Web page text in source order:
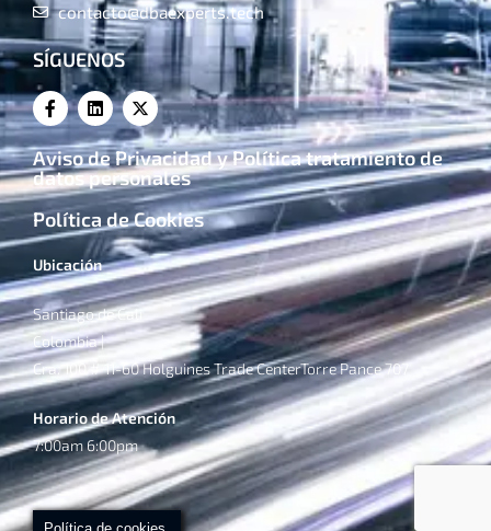
contacto@dbaexperts.tech
SÍGUENOS
Aviso de Privacidad y Política tratamiento de
datos personales
Política de Cookies
Ubicación
Santiago de Cali
Colombia |
Cra. 100 # 11-60 Holguines Trade CenterTorre Pance 707
Horario de Atención
7:00am 6:00pm